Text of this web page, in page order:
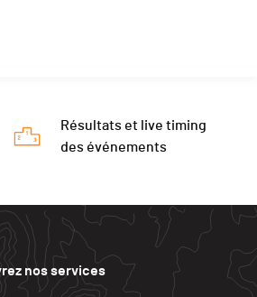
Résultats et live timing
des événements
nos services